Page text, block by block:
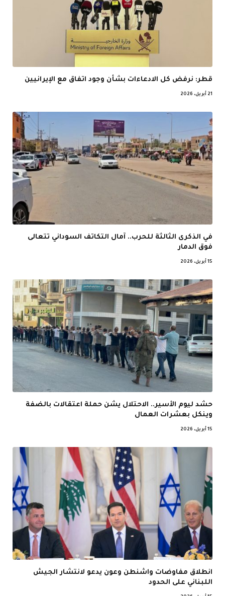
قطر: نرفض كل الادعاءات بشأن وجود اتفاق مع الإيرانيين
21 أبريل، 2026
في الذكرى الثالثة للحرب.. آمال التكاتف السوداني تتعالى
فوق الدمار
15 أبريل، 2026
حشد ليوم الأسير.. الاحتلال يشن حملة اعتقالات بالضفة
وينكل بعشرات العمال
15 أبريل، 2026
انطلاق مفاوضات واشنطن وعون يدعو لانتشار الجيش
اللبناني على الحدود